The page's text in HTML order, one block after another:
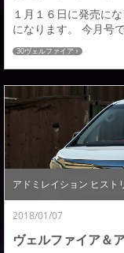
１月１６日に発売に
になります。 今月号
レスアップ誌として
アドミレイションで
を車両と合わせてさ
きます。 デポルテの
のイメージ画ですが
30ヴェルファイア
アドミレイション ヒスト
2018/01/07
ヴェルファイア＆